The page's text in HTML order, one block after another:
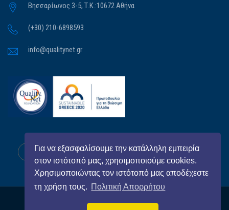
Για να εξασφαλίσουμε την κατάλληλη εμπειρία
στον ιστότοπό μας, χρησιμοποιούμε cookies.
Χρησιμοποιώντας τον ιστότοπό μας αποδέχεστε
τη χρήση τους. Πολιτική Απορρήτου
Βησσαρίωνος 3-5, Τ.Κ.:10672 Αθήνα
(+30) 210-6898593
info@qualitynet.gr
All Right Reserved QualityNet Foundation